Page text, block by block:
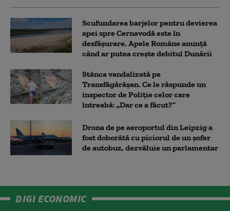
Scufundarea barjelor pentru devierea
apei spre Cernavodă este în
desfășurare. Apele Române anunță
când ar putea crește debitul Dunării
Stânca vandalizată pe
Transfăgărășan. Ce le răspunde un
inspector de Poliție celor care
întreabă: „Dar ce a făcut?”
Drona de pe aeroportul din Leipzig a
fost doborâtă cu piciorul de un şofer
de autobuz, dezvăluie un parlamentar
DIGI ECONOMIC